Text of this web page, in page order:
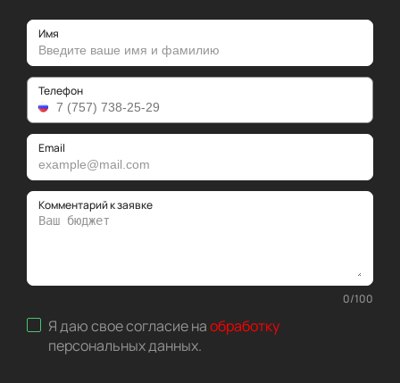
Имя
Телефон
Email
Комментарий к заявке
0/100
Я даю свое согласие наобработку
персональных данных.